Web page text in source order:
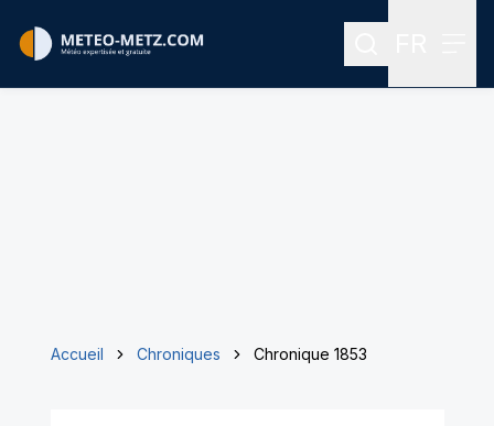
Rechercher
Accueil Chroniques Chronique 1853